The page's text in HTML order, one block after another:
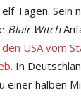
Tagen. Sein
Blair Witch
den USA vom
. In
halben